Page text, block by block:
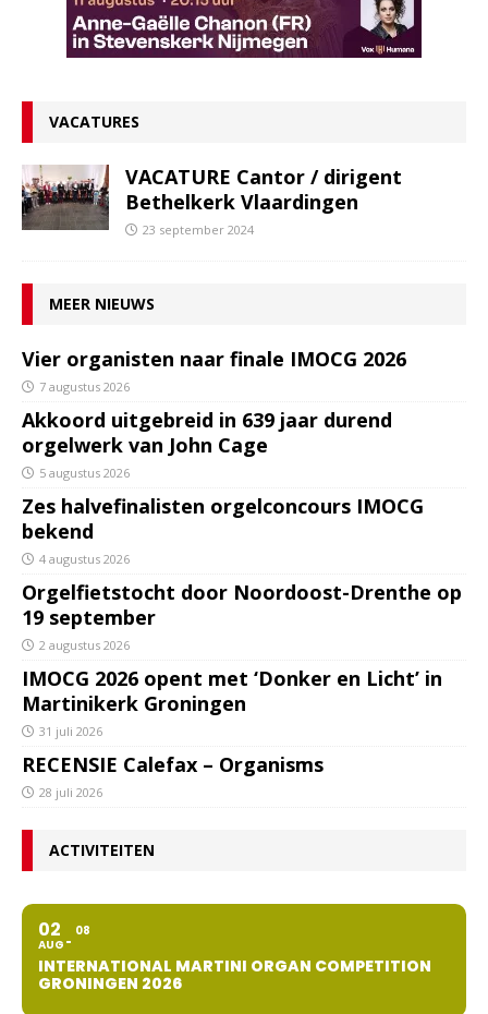
VACATURES
VACATURE Cantor / dirigent
Bethelkerk Vlaardingen
23 september 2024
MEER NIEUWS
Vier organisten naar finale IMOCG 2026
7 augustus 2026
Akkoord uitgebreid in 639 jaar durend
orgelwerk van John Cage
5 augustus 2026
Zes halvefinalisten orgelconcours IMOCG
bekend
4 augustus 2026
Orgelfietstocht door Noordoost-Drenthe op
19 september
2 augustus 2026
IMOCG 2026 opent met ‘Donker en Licht’ in
Martinikerk Groningen
31 juli 2026
RECENSIE Calefax – Organisms
28 juli 2026
ACTIVITEITEN
02
AUG
08
INTERNATIONAL MARTINI ORGAN COMPETITION
GRONINGEN 2026